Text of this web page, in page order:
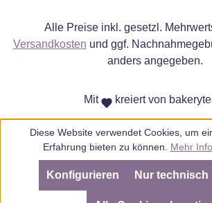
Alle Preise inkl. gesetzl.
Versandkosten und ggf.
anders angegeben.
Mit kreiert von
Diese Website verwendet Cookies, um
Erfahrung bieten zu können. Mehr
Nur
Konfigurieren
SEHR GUT